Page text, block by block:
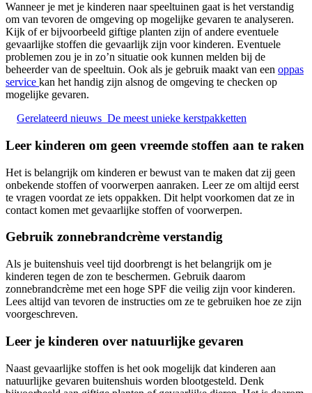
Wanneer je met je kinderen naar speeltuinen gaat is het verstandig
om van tevoren de omgeving op mogelijke gevaren te analyseren.
Kijk of er bijvoorbeeld giftige planten zijn of andere eventuele
gevaarlijke stoffen die gevaarlijk zijn voor kinderen. Eventuele
problemen zou je in zo’n situatie ook kunnen melden bij de
beheerder van de speeltuin. Ook als je gebruik maakt van een oppas
service kan het handig zijn alsnog de omgeving te checken op
mogelijke gevaren.
Gerelateerd nieuws De meest unieke kerstpakketten
Leer kinderen om geen vreemde stoffen aan te raken
Het is belangrijk om kinderen er bewust van te maken dat zij geen
onbekende stoffen of voorwerpen aanraken. Leer ze om altijd eerst
te vragen voordat ze iets oppakken. Dit helpt voorkomen dat ze in
contact komen met gevaarlijke stoffen of voorwerpen.
Gebruik zonnebrandcrème verstandig
Als je buitenshuis veel tijd doorbrengt is het belangrijk om je
kinderen tegen de zon te beschermen. Gebruik daarom
zonnebrandcrème met een hoge SPF die veilig zijn voor kinderen.
Lees altijd van tevoren de instructies om ze te gebruiken hoe ze zijn
voorgeschreven.
Leer je kinderen over natuurlijke gevaren
Naast gevaarlijke stoffen is het ook mogelijk dat kinderen aan
natuurlijke gevaren buitenshuis worden blootgesteld. Denk